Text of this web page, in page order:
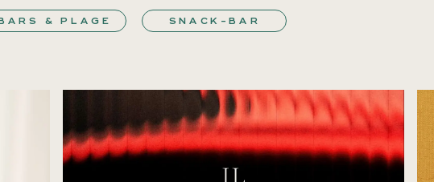
BARS & PLAGE SNACK-BAR